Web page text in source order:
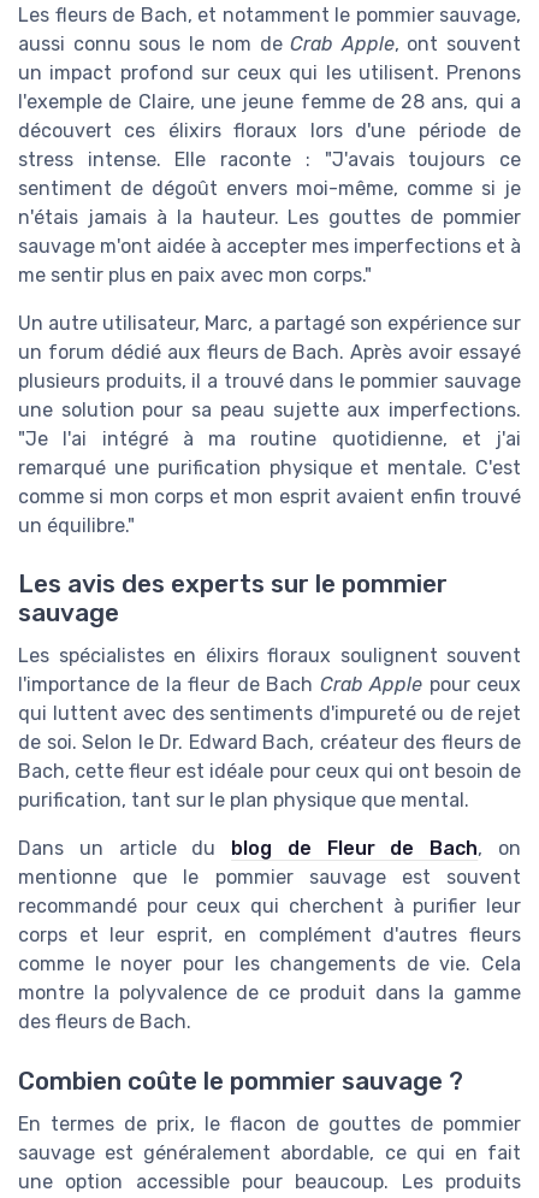
Les fleurs de Bach, et notamment le pommier sauvage,
aussi connu sous le nom deCrab Apple, ont souvent
un impact profond sur ceux qui les utilisent. Prenons
l'exemple de Claire, une jeune femme de 28 ans, qui a
découvert ces élixirs floraux lors d'une période de
stress intense. Elle raconte : "J'avais toujours ce
sentiment de dégoût envers moi-même, comme si je
n'étais jamais à la hauteur. Les gouttes de pommier
sauvage m'ont aidée à accepter mes imperfections et à
me sentir plus en paix avec mon corps."
Un autre utilisateur, Marc, a partagé son expérience sur
un forum dédié aux fleurs de Bach. Après avoir essayé
plusieurs produits, il a trouvé dans le pommier sauvage
une solution pour sa peau sujette aux imperfections.
"Je l'ai intégré à ma routine quotidienne, et j'ai
remarqué une purification physique et mentale. C'est
comme si mon corps et mon esprit avaient enfin trouvé
un équilibre."
Les avis des experts sur le pommier
sauvage
Les spécialistes en élixirs floraux soulignent souvent
l'importance de la fleur de Bach Crab Apple pour ceux
qui luttent avec des sentiments d'impureté ou de rejet
de soi. Selon le Dr. Edward Bach, créateur des fleurs de
Bach, cette fleur est idéale pour ceux qui ont besoin de
purification, tant sur le plan physique que mental.
Dans un article du blog de Fleur de Bach, on
mentionne que le pommier sauvage est souvent
recommandé pour ceux qui cherchent à purifier leur
corps et leur esprit, en complément d'autres fleurs
comme le noyer pour les changements de vie. Cela
montre la polyvalence de ce produit dans la gamme
des fleurs de Bach.
Combien coûte le pommier sauvage ?
En termes de prix, le flacon de gouttes de pommier
sauvage est généralement abordable, ce qui en fait
une option accessible pour beaucoup. Les produits